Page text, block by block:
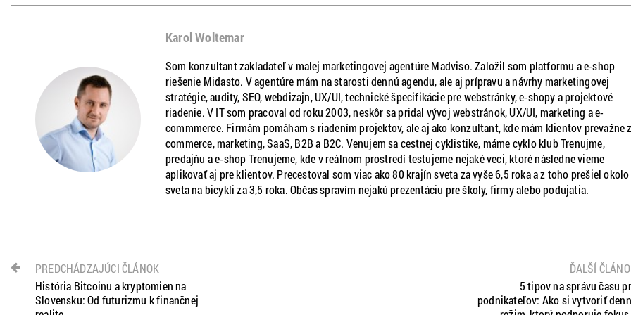
Karol Woltemar
Som konzultant zakladateľ v malej marketingovej agentúre Madviso. Založil som platformu a e-shop
riešenie Midasto. V agentúre mám na starosti dennú agendu, ale aj prípravu a návrhy marketingovej
stratégie, audity, SEO, webdizajn, UX/UI, technické špecifikácie pre webstránky, e-shopy a projektové
riadenie. V IT som pracoval od roku 2003, neskôr sa pridal vývoj webstránok, UX/UI, marketing a e-
commmerce. Firmám pomáham s riadením projektov, ale aj ako konzultant, kde mám klientov prevažne
commerce, marketing, SaaS, B2B a B2C. Venujem sa cestnej cyklistike, máme cyklo klub Trenujme,
predajňu a e-shop Trenujeme, kde v reálnom prostredí testujeme nejaké veci, ktoré následne vieme
aplikovať aj pre klientov. Precestoval som viac ako 80 krajín sveta za vyše 6,5 roka a z toho prešiel okolo
sveta na bicykli za 3,5 roka. Občas spravím nejakú prezentáciu pre školy, firmy alebo podujatia.
PREDCHÁDZAJÚCI ČLÁNOK
História Bitcoinu a kryptomien na
Slovensku: Od futurizmu k finančnej
ĎALŠÍ
5 tipov na správu času
podnikateľov: Ako si vytvoriť